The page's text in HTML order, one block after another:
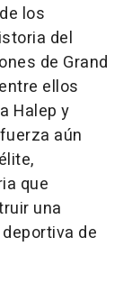
los
del
de Grand
ellos
Halep y
aún
que
una
de